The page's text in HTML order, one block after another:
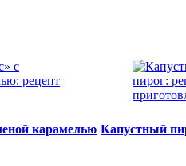
карамелью Капустный